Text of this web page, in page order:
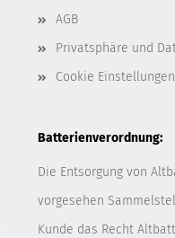
AGB
Privatsphäre und
Cookie Einstellungen
Batterienverordnung:
Die Entsorgung von
vorgesehen
Kunde das Recht